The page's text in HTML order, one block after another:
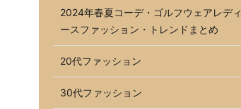
2024年春夏コーデ・ゴルフウェアレディ
ースファッション・トレンドまとめ
20代ファッション
30代ファッション